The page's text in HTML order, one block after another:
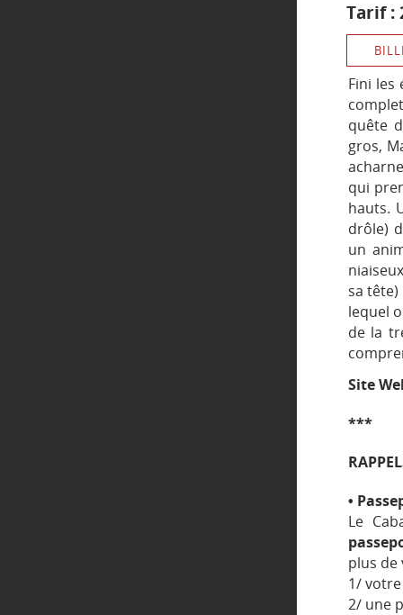
Tarif :
Fini
quête
gros,
qui
hauts.
drôle)
un
sa
lequel
de la
Site
***
•
Le
plus
1/
2/ une